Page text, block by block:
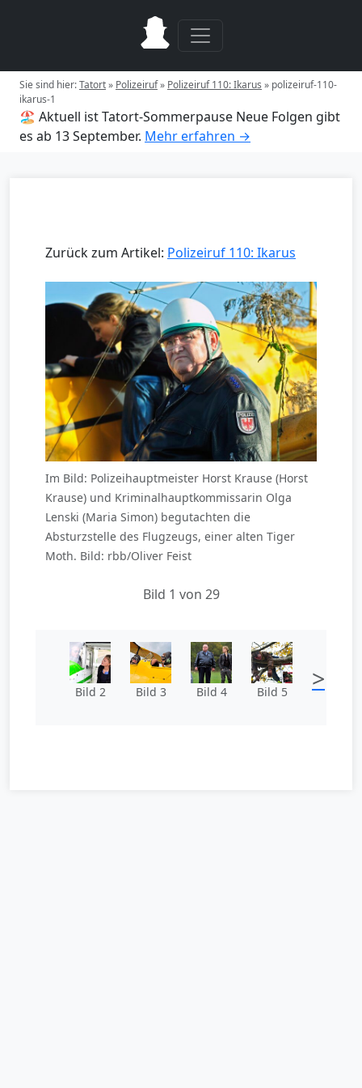
Sie sind hier:Tatort» Polizeiruf» Polizeiruf 110: Ikarus » polizeiruf-110-
ikarus-1
🏖️ Aktuell ist Tatort-Sommerpause Neue Folgen gibt
es ab 13 September. Mehr erfahren →
Zurück zum Artikel: Polizeiruf 110: Ikarus
Im Bild: Polizeihauptmeister Horst Krause (Horst
Krause) und Kriminalhauptkommissarin Olga
Lenski (Maria Simon) begutachten die
Absturzstelle des Flugzeugs, einer alten Tiger
Moth. Bild: rbb/Oliver Feist
Bild 1 von 29
Bild 2 Bild 3 Bild 4 Bild 5 >